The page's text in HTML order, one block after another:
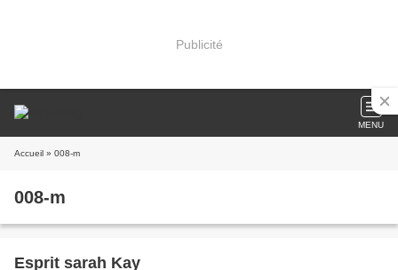
Publicité
MENU
Accueil » 008-m
008-m
Esprit sarah Kay